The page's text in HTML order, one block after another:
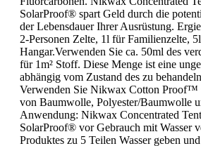
SolarProof® spart Geld durch die
der Lebensdauer Ihrer Ausrüstung.
2-Personen Zelte, 1l für Familienzelte,
Hangar.Verwenden Sie ca. 50ml des
für 1m² Stoff. Diese Menge ist eine
abhängig vom Zustand des zu
Verwenden Sie Nikwax Cotton Proof™
von Baumwolle, Polyester/Baumwolle
Anwendung: Nikwax Concentrated
SolarProof® vor Gebrauch mit Wasser
Produktes zu 5 Teilen Wasser geben